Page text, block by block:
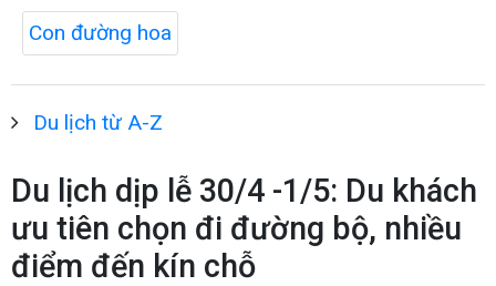
Con đường hoa
Du lịch từ A-Z
Du lịch dịp lễ 30/4 -1/5: Du khách
ưu tiên chọn đi đường bộ, nhiều
điểm đến kín chỗ